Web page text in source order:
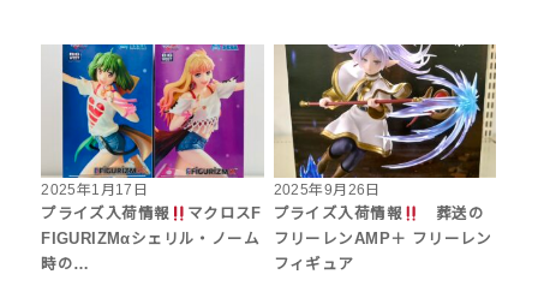
2025年1月17日
プライズ入荷情報
マクロスF
FIGURIZMαシェリル・ノーム
時の…
2025年9月26日
プライズ入荷情報
葬送の
フリーレンAMP＋ フリーレン
フィギュア